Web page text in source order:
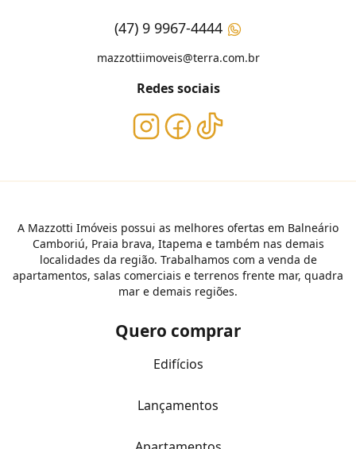
(47) 9 9967-4444
mazzottiimoveis@terra.com.br
Redes sociais
A Mazzotti Imóveis possui as melhores ofertas em Balneário
Camboriú, Praia brava, Itapema e também nas demais
localidades da região. Trabalhamos com a venda de
apartamentos, salas comerciais e terrenos frente mar, quadra
mar e demais regiões.
Quero comprar
Edifícios
Lançamentos